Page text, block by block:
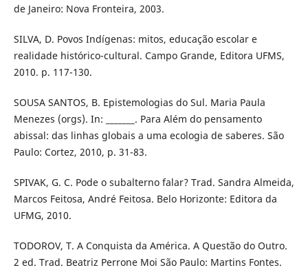
de Janeiro: Nova Fronteira, 2003.
SILVA, D. Povos Indígenas: mitos, educação escolar e
realidade histórico-cultural. Campo Grande, Editora UFMS,
2010. p. 117-130.
SOUSA SANTOS, B. Epistemologias do Sul. Maria Paula
Menezes (orgs). In: _______. Para Além do pensamento
abissal: das linhas globais a uma ecologia de saberes. São
Paulo: Cortez, 2010, p. 31-83.
SPIVAK, G. C. Pode o subalterno falar? Trad. Sandra Almeida,
Marcos Feitosa, André Feitosa. Belo Horizonte: Editora da
UFMG, 2010.
TODOROV, T. A Conquista da América. A Questão do Outro.
2 ed. Trad. Beatriz Perrone Moi São Paulo: Martins Fontes.